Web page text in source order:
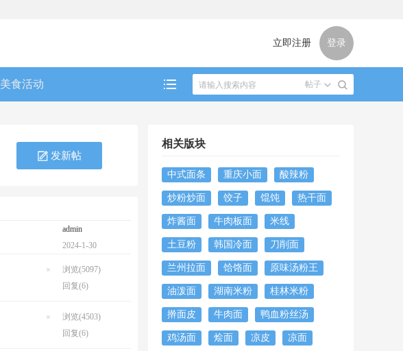
立即注册 登录
帖子
美食活动
发新帖
admin
2024-1-30
浏览(5097)
回复(6)
浏览(4503)
回复(6)
相关版块
中式面条 重庆小面 酸辣粉
炒粉炒面 饺子 馄饨 热干面
炸酱面 牛肉板面 米线
土豆粉 韩国冷面 刀削面
兰州拉面 饸饹面 原味汤粉王
油泼面 湖南米粉 桂林米粉
擀面皮 牛肉面 鸭血粉丝汤
鸡汤面 烩面 凉皮 凉面